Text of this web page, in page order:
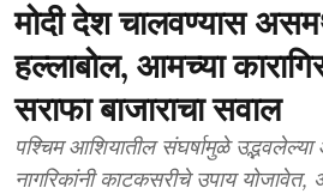
मोदी देश चालवण्यास
हल्लाबोल, आमच्या
सराफा बाजाराचा सवाल
पश्चिम आशियातील संघर्षामुळे उद्भवलेल्या
नागरिकांनी काटकसरीचे उपाय